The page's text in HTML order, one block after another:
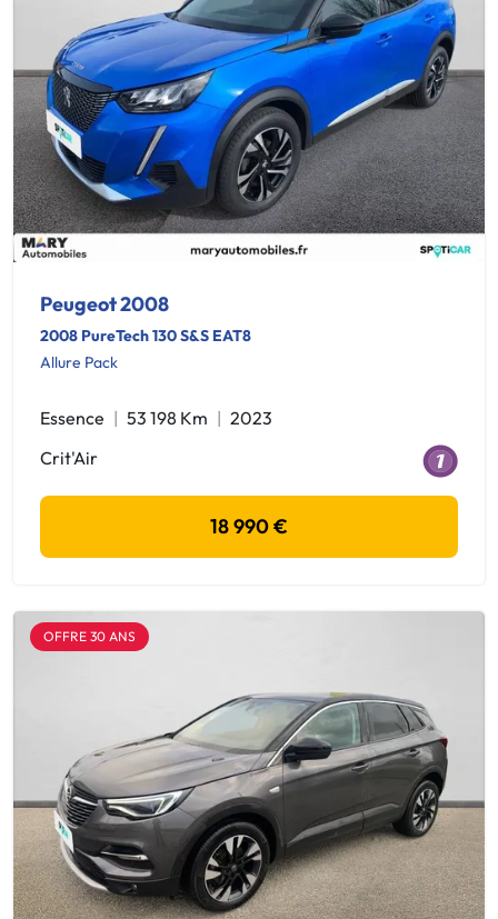
Peugeot 2008
2008 PureTech 130 S&S EAT8
Allure Pack
Essence 53 198 Km
2023
Crit'Air
18 990 €
OFFRE 30 ANS